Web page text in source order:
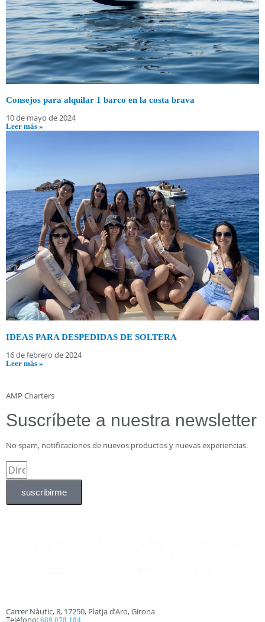
Consejos para alquilar 1 barco en la costa brava
10 de mayo de 2024
Leer más »
IDEAS PARA DESPEDIDAS DE SOLTERA
16 de febrero de 2024
Leer más »
AMP Charters
Suscríbete a nuestra newsletter
No spam, notificaciones de nuevos productos y nuevas experiencias.
suscribirme
Carrer Nàutic, 8, 17250, Platja d’Aro, Girona
Teléfono: 689 078 184